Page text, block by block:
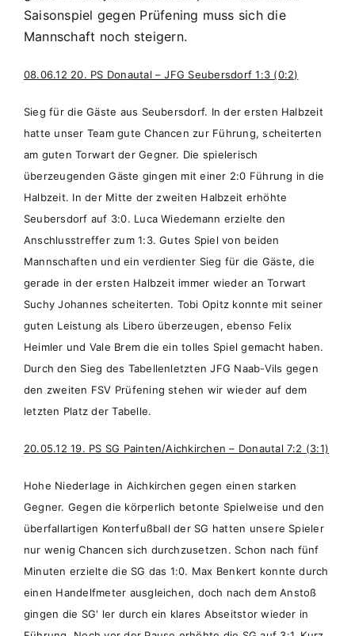
Saisonspiel gegen Prüfening muss sich die
Mannschaft noch steigern.
08.06.12 20. PS Donautal – JFG Seubersdorf 1:3 (0:2)
Sieg für die Gäste aus Seubersdorf. In der ersten Halbzeit
hatte unser Team gute Chancen zur Führung, scheiterten
am guten Torwart der Gegner. Die spielerisch
überzeugenden Gäste gingen mit einer 2:0 Führung in die
Halbzeit. In der Mitte der zweiten Halbzeit erhöhte
Seubersdorf auf 3:0. Luca Wiedemann erzielte den
Anschlusstreffer zum 1:3. Gutes Spiel von beiden
Mannschaften und ein verdienter Sieg für die Gäste, die
gerade in der ersten Halbzeit immer wieder an Torwart
Suchy Johannes scheiterten. Tobi Opitz konnte mit seiner
guten Leistung als Libero überzeugen, ebenso Felix
Heimler und Vale Brem die ein tolles Spiel gemacht haben.
Durch den Sieg des Tabellenletzten JFG Naab-Vils gegen
den zweiten FSV Prüfening stehen wir wieder auf dem
letzten Platz der Tabelle.
20.05.12 19. PS SG Painten/Aichkirchen – Donautal 7:2 (3:1)
Hohe Niederlage in Aichkirchen gegen einen starken
Gegner. Gegen die körperlich betonte Spielweise und den
überfallartigen Konterfußball der SG hatten unsere Spieler
nur wenig Chancen sich durchzusetzen. Schon nach fünf
Minuten erzielte die SG das 1:0. Max Benkert konnte durch
einen Handelfmeter ausgleichen, doch nach dem Anstoß
gingen die SG' ler durch ein klares Abseitstor wieder in